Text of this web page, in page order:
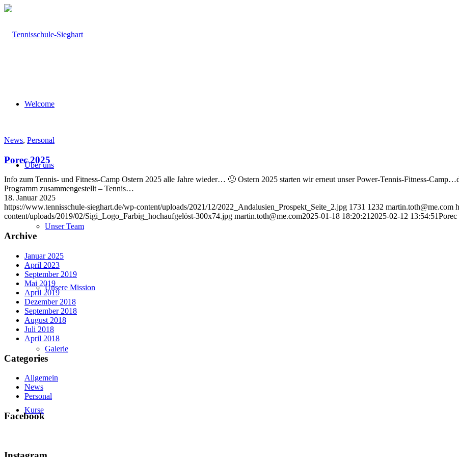
Welcome
Über uns
Unser Team
Unsere Mission
Galerie
Kurse
News, Personal
Porec 2025
Info zum Tennis- und Fitness-Camp Ostern 2025 alle Jahre wieder… 🙂 Ostern 2025 starten wir erneut unser Power-Tennis-Fitness-
Programm zusammengestellt – Tennis…
18. Januar 2025
https://www.tennisschule-sieghart.de/wp-content/uploads/2021/12/2022_Andalusien_Prospekt_Seite_2.jpg 1731 1232 martin.toth@me.com
content/uploads/2019/02/Sigi_Logo_Farbig_hochaufgelöst-300x74.jpg martin.toth@me.com2025-01-18 18:20:212025-02-12 13:54:51
Archive
Januar 2025
April 2023
September 2019
Mai 2019
April 2019
Dezember 2018
September 2018
August 2018
Juli 2018
April 2018
Categories
Allgemein
News
Personal
Facebook